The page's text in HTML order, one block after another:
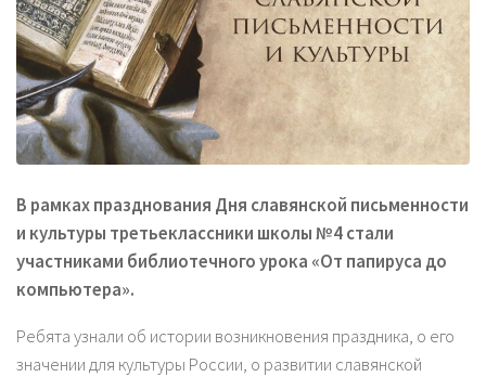
В рамках празднования Дня славянской письменности
и культуры третьеклассники школы №4 стали
участниками библиотечного урока «От папируса до
компьютера».
Ребята узнали об истории возникновения праздника, о его
значении для культуры России, о развитии славянской